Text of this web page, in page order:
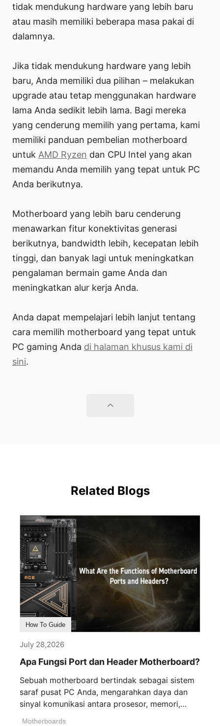
tidak mendukung hardware yang lebih baru
atau masih memiliki beberapa masa pakai di
dalamnya.
Jika tidak mendukung hardware yang lebih
baru, Anda memiliki dua pilihan – melakukan
upgrade atau tetap menggunakan hardware
lama Anda sedikit lebih lama. Bagi mereka
yang cenderung memilih yang pertama, kami
memiliki panduan pembelian motherboard
untuk AMD Ryzen dan CPU Intel yang akan
memandu Anda memilih yang tepat untuk PC
Anda berikutnya.
Motherboard yang lebih baru cenderung
menawarkan fitur konektivitas generasi
berikutnya, bandwidth lebih, kecepatan lebih
tinggi, dan banyak lagi untuk meningkatkan
pengalaman bermain game Anda dan
meningkatkan alur kerja Anda.
Anda dapat mempelajari lebih lanjut tentang
cara memilih motherboard yang tepat untuk
PC gaming Anda di halaman khusus kami di
sini.
Related Blogs
How To Guide
July 28,2026
Apa Fungsi Port dan Header Motherboard?
Sebuah motherboard bertindak sebagai sistem
saraf pusat PC Anda, mengarahkan daya dan
sinyal komunikasi antara prosesor, memori,
Motherboards